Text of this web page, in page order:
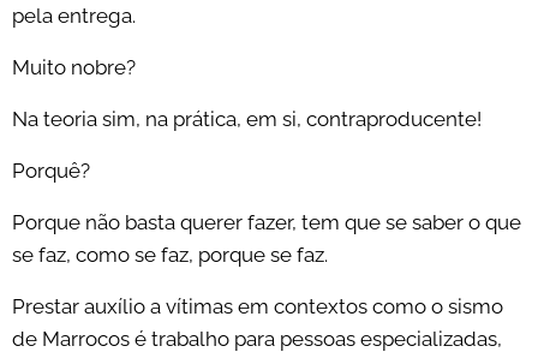
pela entrega.
Muito nobre?
Na teoria sim, na prática, em si, contraproducente!
Porquê?
Porque não basta querer fazer, tem que se saber o que
se faz, como se faz, porque se faz.
Prestar auxílio a vítimas em contextos como o sismo
de Marrocos é trabalho para pessoas especializadas,